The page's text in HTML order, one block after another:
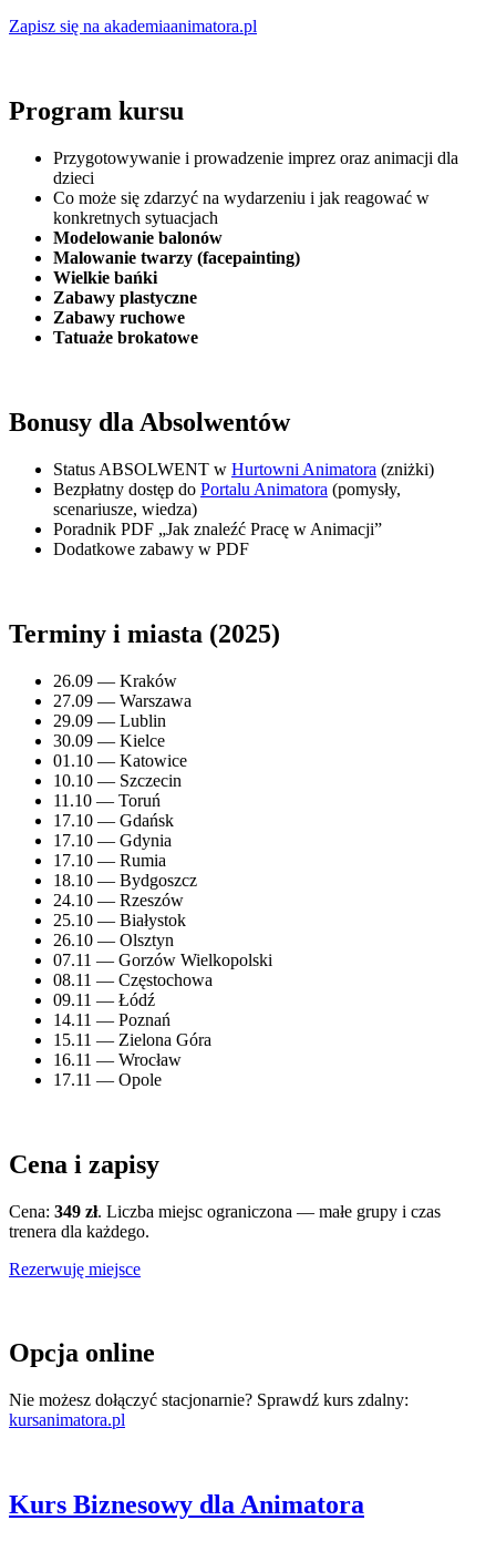
Zapisz się na akademiaanimatora.pl
Program kursu
Przygotowywanie i prowadzenie imprez oraz animacji dla
dzieci
Co może się zdarzyć na wydarzeniu i jak reagować w
konkretnych sytuacjach
Modelowanie balonów
Malowanie twarzy (facepainting)
Wielkie bańki
Zabawy plastyczne
Zabawy ruchowe
Tatuaże brokatowe
Bonusy dla Absolwentów
Status ABSOLWENT w Hurtowni Animatora (zniżki)
Bezpłatny dostęp do Portalu Animatora (pomysły,
scenariusze, wiedza)
Poradnik PDF „Jak znaleźć Pracę w Animacji”
Dodatkowe zabawy w PDF
Terminy i miasta (2025)
26.09 — Kraków
27.09 — Warszawa
29.09 — Lublin
30.09 — Kielce
01.10 — Katowice
10.10 — Szczecin
11.10 — Toruń
17.10 — Gdańsk
17.10 — Gdynia
17.10 — Rumia
18.10 — Bydgoszcz
24.10 — Rzeszów
25.10 — Białystok
26.10 — Olsztyn
07.11 — Gorzów Wielkopolski
08.11 — Częstochowa
09.11 — Łódź
14.11 — Poznań
15.11 — Zielona Góra
16.11 — Wrocław
17.11 — Opole
Cena i zapisy
Cena: 349 zł. Liczba miejsc ograniczona — małe grupy i czas
trenera dla każdego.
Rezerwuję miejsce
Opcja online
Nie możesz dołączyć stacjonarnie? Sprawdź kurs zdalny:
kursanimatora.pl
Kurs Biznesowy dla Animatora